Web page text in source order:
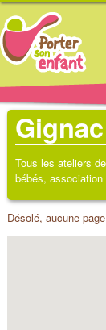
Gignac
Tous les ateliers
bébés,
Désolé, aucune